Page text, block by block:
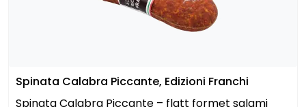
Spinata Calabra Piccante, Edizioni Franchi
Spinata Calabra Piccante – flatt formet salami